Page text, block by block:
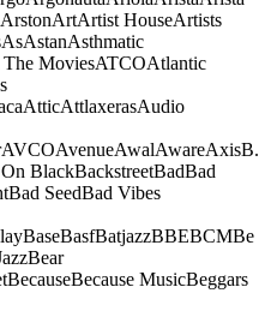
ArstonArtArtist HouseArtists
AsAstanAsthmatic
MoviesATCOAtlantic
AtticAttlaxerasAudio
AVCOAvenueAwalAwareAxisB.
BlackBackstreetBadBad
Bad SeedBad Vibes
BaseBasfBatjazzBBEBCMBe
Bear
BecauseBecause MusicBeggars